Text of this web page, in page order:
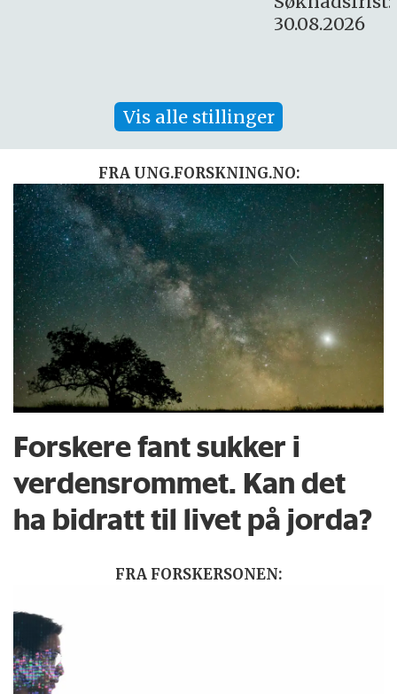
Vis alle stillinger
FRA UNG.FORSKNING.NO:
Forskere fant sukker i
verdensrommet. Kan det
ha bidratt til livet på jorda?
FRA FORSKERSONEN: